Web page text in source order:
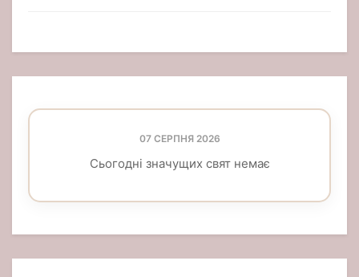
07 СЕРПНЯ 2026
Сьогодні значущих свят немає